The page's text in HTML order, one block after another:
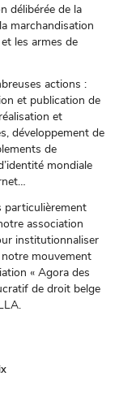
délibérée de la
marchandisation
les armes de
actions :
et publication de
et
développement de
de
mondiale
particulièrement
association
institutionnaliser
mouvement
« Agora des
de droit belge